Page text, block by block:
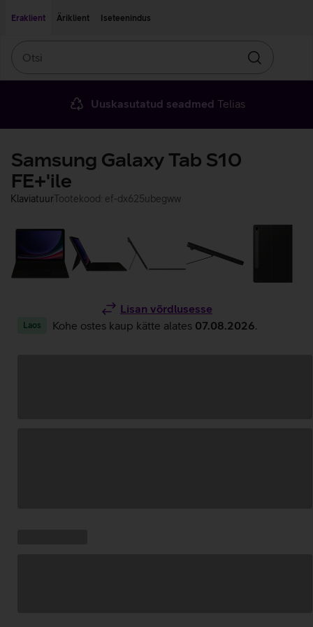
Eraklient
Äriklient Iseteenindus
Otsin
Uuskasutatud seadmed Telias
Samsung Galaxy Tab S10
FE+'ile
KlaviatuurTootekood: ef-dx625ubegww
Lisan võrdlusesse
Laos Kohe ostes kaup kätte alates 07.08.2026